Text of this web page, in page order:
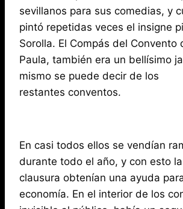
sevillanos para sus comedias, y
pintó repetidas veces el insigne
Sorolla. El Compás del Convento
Paula, también era un bellísimo
mismo se puede decir de los
restantes conventos.
En casi todos ellos se vendían
durante todo el año, y con esto
clausura obtenían una ayuda
economía. En el interior de los